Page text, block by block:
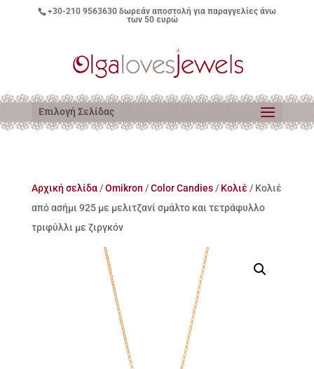
+30-210 9563630δωρεάν αποστολή για παραγγελίες άνω
των 50 ευρώ
Επιλογή Σελίδας
Αρχική σελίδα/Omikron /Color Candies/ Κολιέ / Κολιέ
από ασήμι 925 με μελιτζανί σμάλτο και τετράφυλλο
τριφύλλι με ζιργκόν